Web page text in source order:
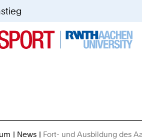
News Fort- und Ausbildung des